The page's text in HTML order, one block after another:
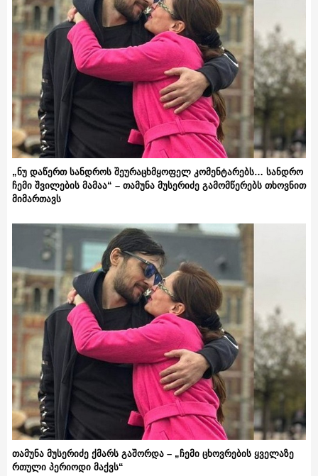
„ნუ დაწერთ სანდროს შეურაცხმყოფელ კომენტარებს… სანდრო
ჩემი შვილების მამაა“ – თამუნა მუსერიძე გამომწერებს თხოვნით
მიმართავს
თამუნა მუსერიძე ქმარს გაშორდა – „ჩემი ცხოვრების ყველაზე
რთული პერიოდი მაქვს“